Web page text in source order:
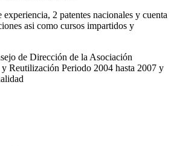
experiencia, 2 patentes nacionales y cuenta
asi como cursos impartidos y
de Dirección de la Asociación
Reutilización Periodo 2004 hasta 2007 y